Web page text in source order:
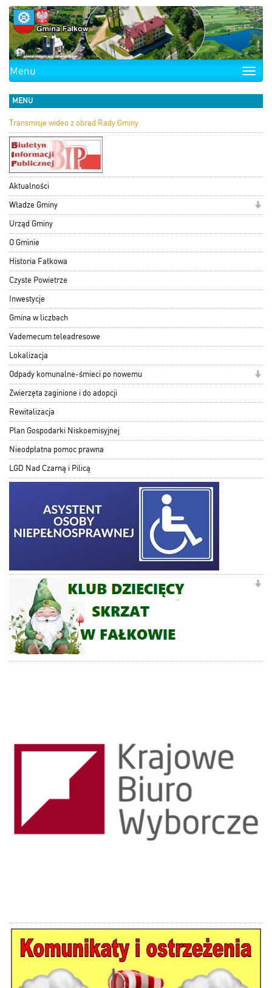
Toggle
Menu
MENU
Transmisje wideo z obrad Rady Gminy
Aktualności
Władze Gminy
Urząd Gminy
O Gminie
Historia Fałkowa
Czyste Powietrze
Inwestycje
Gmina w liczbach
Vademecum teleadresowe
Lokalizacja
Odpady komunalne-śmieci po nowemu
Zwierzęta zaginione i do adopcji
Rewitalizacja
Plan Gospodarki Niskoemisyjnej
Nieodpłatna pomoc prawna
LGD Nad Czarną i Pilicą